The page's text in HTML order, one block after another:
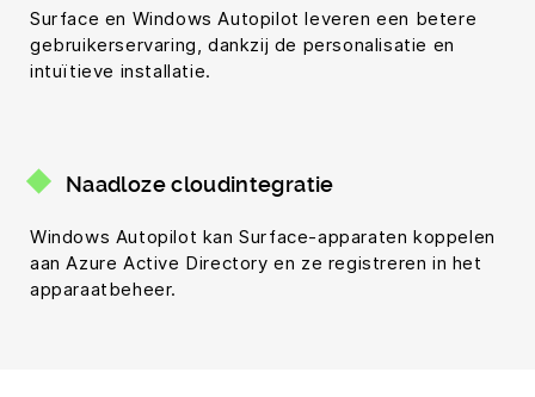
Surface en Windows Autopilot leveren een betere
gebruikerservaring, dankzij de personalisatie en
intuïtieve installatie.
Naadloze cloudintegratie
Windows Autopilot kan Surface-apparaten koppelen
aan Azure Active Directory en ze registreren in het
apparaatbeheer.